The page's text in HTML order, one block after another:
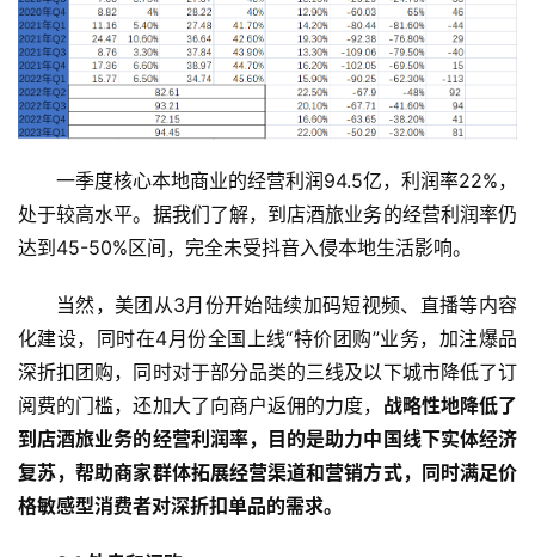
一季度核心本地商业的经营利润94.5亿，利润率22%，
处于较高水平。据我们了解，到店酒旅业务的经营利润率仍
达到45-50%区间，完全未受抖音入侵本地生活影响。
当然，美团从3月份开始陆续加码短视频、直播等内容
化建设，同时在4月份全国上线“特价团购”业务，加注爆品
深折扣团购，同时对于部分品类的三线及以下城市降低了订
阅费的门槛，还加大了向商户返佣的力度， 战略性地降低了
到店酒旅业务的经营利润率，目的是助力中国线下实体经济
复苏，帮助商家群体拓展经营渠道和营销方式，同时满足价
格敏感型消费者对深折扣单品的需求。